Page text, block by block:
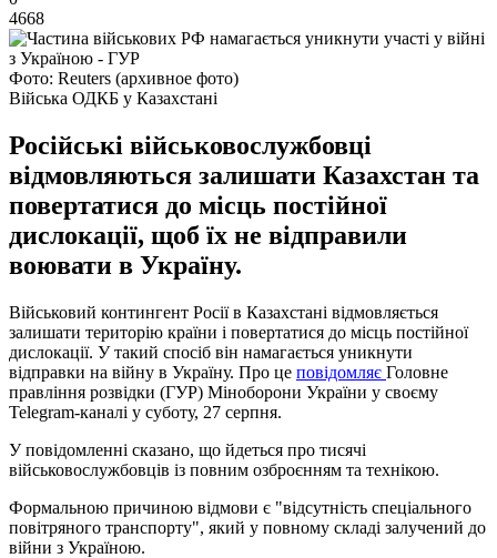
4668
Фото: Reuters (архивное фото)
Війська ОДКБ у Казахстані
Російські військовослужбовці
відмовляються залишати Казахстан та
повертатися до місць постійної
дислокації, щоб їх не відправили
воювати в Україну.
Військовий контингент Росії в Казахстані відмовляється
залишати територію країни і повертатися до місць постійної
дислокації. У такий спосіб він намагається уникнути
відправки на війну в Україну. Про це повідомляє Головне
правління розвідки (ГУР) Міноборони України у своєму
Telegram-каналі у суботу, 27 серпня.
У повідомленні сказано, що йдеться про тисячі
військовослужбовців із повним озброєнням та технікою.
Формальною причиною відмови є "відсутність спеціального
повітряного транспорту", який у повному складі залучений до
війни з Україною.